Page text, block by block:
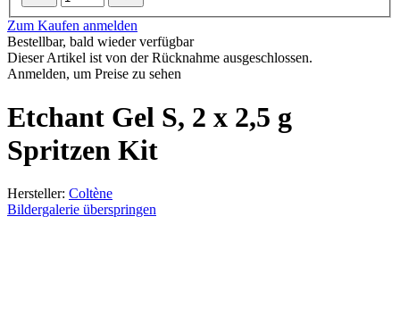
Zum Kaufen anmelden
Bestellbar, bald wieder verfügbar
Dieser Artikel ist von der Rücknahme ausgeschlossen.
Anmelden, um Preise zu sehen
Etchant Gel S, 2 x 2,5 g
Spritzen Kit
Hersteller: Coltène
Bildergalerie überspringen